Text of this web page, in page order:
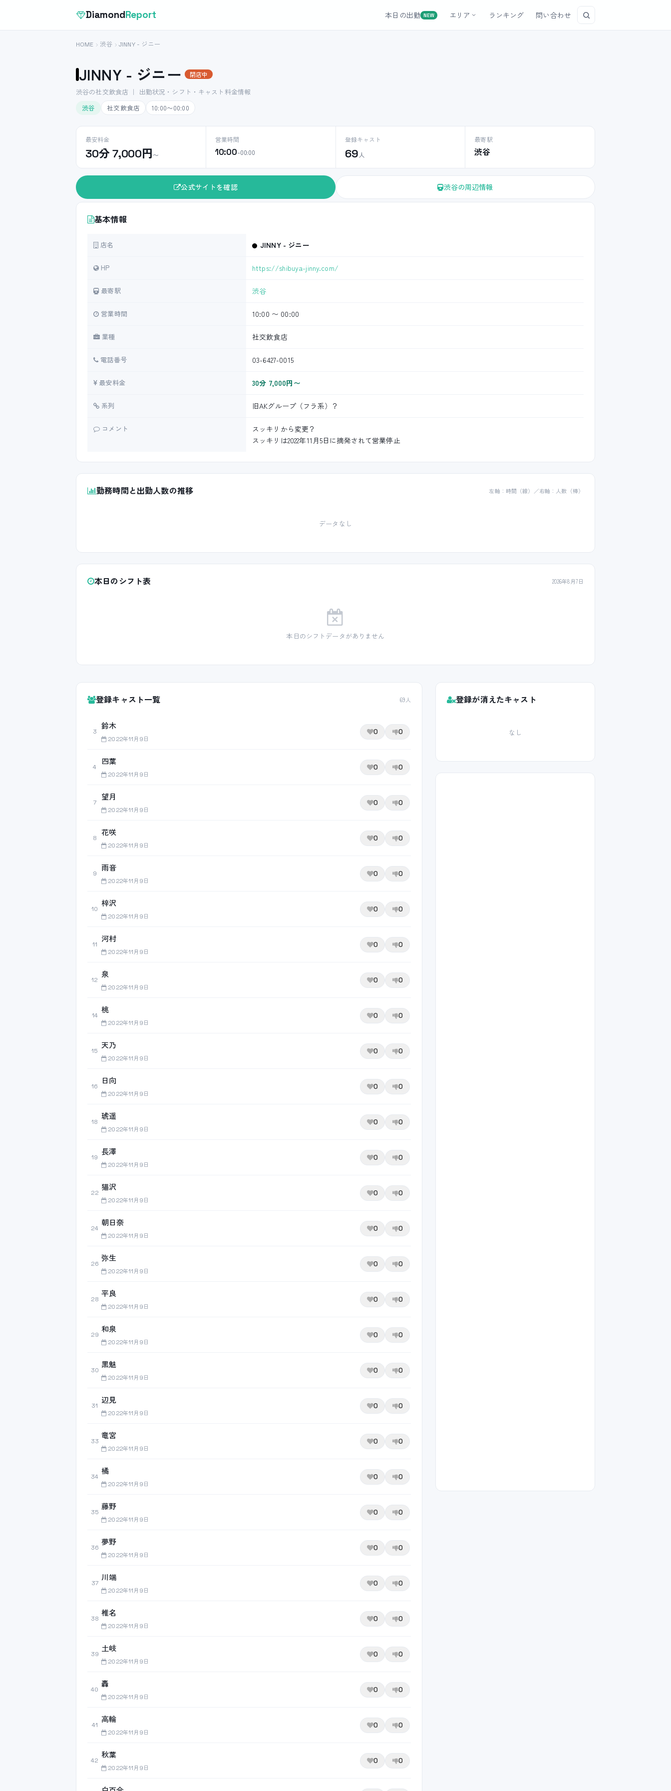
DiamondReport 本日の出勤 NEW エリア ランキング 問い合わせ
HOME 渋谷 JINNY - ジニー
JINNY - ジニー 閉店中
渋谷の社交飲食店 ｜ 出勤状況・シフト・キャスト料金情報
渋谷
社交飲食店 10:00〜00:00
最安料金
30分 7,000円〜
営業時間
10:00–00:00
登録キャスト
69 人
最寄駅
渋谷
公式サイトを確認 渋谷の周辺情報
基本情報
店名 JINNY - ジニー
HP https://shibuya-jinny.com/
最寄駅 渋谷
営業時間 10:00 〜 00:00
業種 社交飲食店
電話番号 03-6427-0015
最安料金 30分 7,000円〜
系列 旧AKグループ（フラ系）？
コメント
スッキリから変更？
スッキリは2022年11月5日に摘発されて営業停止
勤務時間と出勤人数の推移 左軸：時間（線）／右軸：人数（棒）
データなし
本日のシフト表 2026年8月7日
本日のシフトデータがありません
登録キャスト一覧 69人
3
鈴木
2022年11月9日
0 0
4
四葉
2022年11月9日
0 0
7
望月
2022年11月9日
0 0
8
花咲
2022年11月9日
0 0
9
雨音
2022年11月9日
0 0
10
梓沢
2022年11月9日
0 0
11
河村
2022年11月9日
0 0
12
泉
2022年11月9日
0 0
14
桃
2022年11月9日
0 0
15
天乃
2022年11月9日
0 0
16
日向
2022年11月9日
0 0
18
琥遥
2022年11月9日
0 0
19
長澤
2022年11月9日
0 0
22
猫沢
2022年11月9日
0 0
24
朝日奈
2022年11月9日
0 0
26
弥生
2022年11月9日
0 0
28
平良
2022年11月9日
0 0
29
和泉
2022年11月9日
0 0
30
黒魅
2022年11月9日
0 0
31
辺見
2022年11月9日
0 0
33
竜宮
2022年11月9日
0 0
34
橘
2022年11月9日
0 0
35
藤野
2022年11月9日
0 0
36
夢野
2022年11月9日
0 0
37
川端
2022年11月9日
0 0
38
椎名
2022年11月9日
0 0
39
土岐
2022年11月9日
0 0
40
轟
2022年11月9日
0 0
41
高輪
2022年11月9日
0 0
42
秋葉
2022年11月9日
0 0
登録が消えたキャスト
なし